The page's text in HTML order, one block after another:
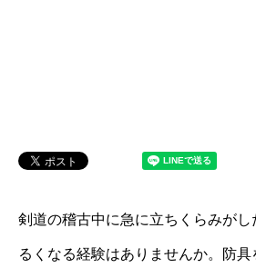
剣道の稽古中に急に立ちくらみが
るくなる経験はありませんか。防